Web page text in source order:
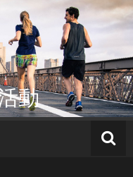
活動